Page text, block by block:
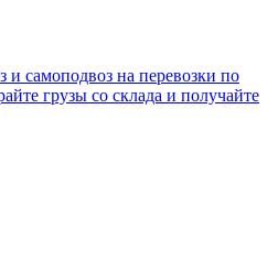
и самоподвоз на перевозки по
грузы со склада и получайте